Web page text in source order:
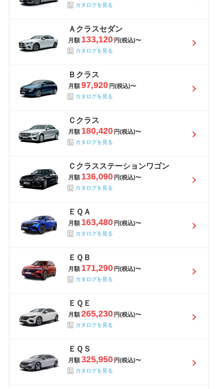
カタログを見る
Ａクラスセダン
月額 133,120 円(税込)〜
カタログを見る
Ｂクラス
月額 97,920 円(税込)〜
カタログを見る
Ｃクラス
月額 180,420 円(税込)〜
カタログを見る
Ｃクラスステーションワゴン
月額 136,090 円(税込)〜
カタログを見る
ＥＱＡ
月額 163,480 円(税込)〜
カタログを見る
ＥＱＢ
月額 171,290 円(税込)〜
カタログを見る
ＥＱＥ
月額 265,230 円(税込)〜
カタログを見る
ＥＱＳ
月額 325,950 円(税込)〜
カタログを見る